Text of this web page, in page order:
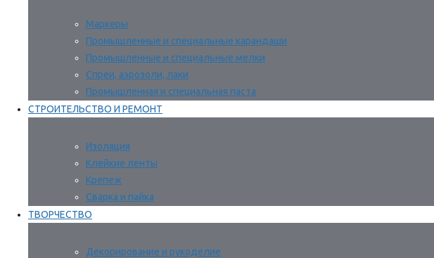
Маркеры
Промышленные и специальные карандаши
Промышленные и специальные мелки
Спреи, аэрозоли, лаки
Промышленная и специальная паста
СТРОИТЕЛЬСТВО И РЕМОНТ
Изоляция
Клейкие ленты
Крепеж
Сварка и пайка
ТВОРЧЕСТВО
Декорирование и рукоделие